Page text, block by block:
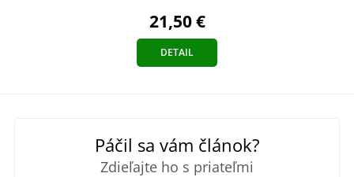
21,50 €
DETAIL
Páčil sa vám článok?
Zdieľajte ho s priateľmi